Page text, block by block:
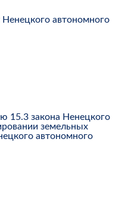
автономного
15.3 закона Ненецкого
земельных
автономного